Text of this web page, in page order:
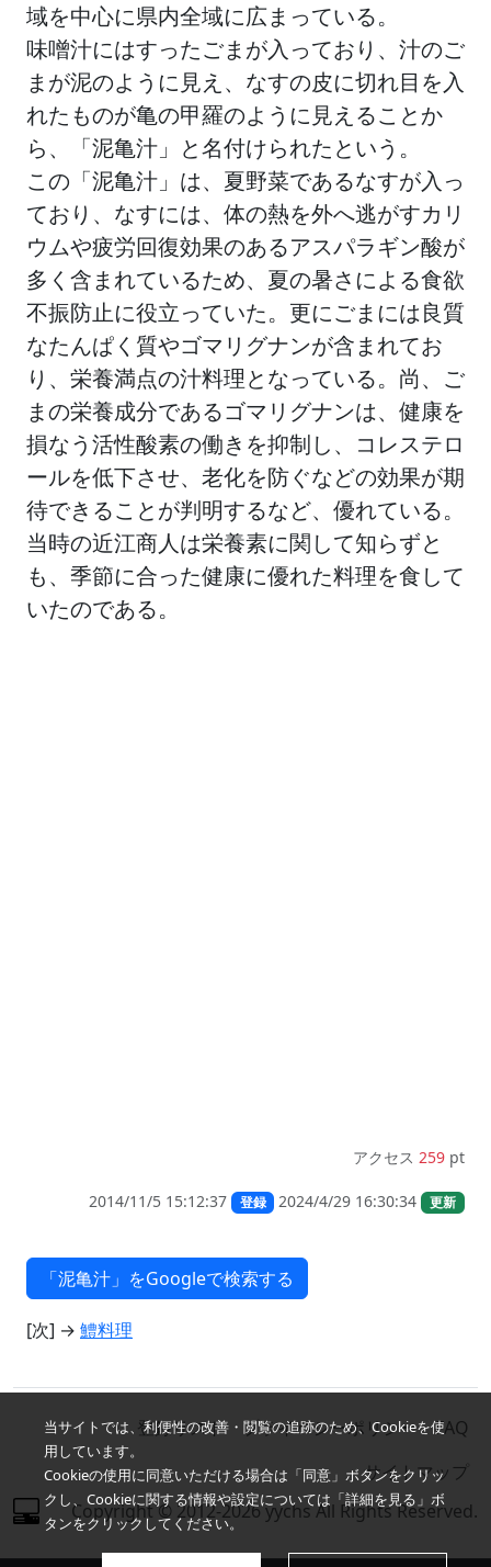
域を中心に県内全域に広まっている。
味噌汁にはすったごまが入っており、汁のご
まが泥のように見え、なすの皮に切れ目を入
れたものが亀の甲羅のように見えることか
ら、「泥亀汁」と名付けられたという。
この「泥亀汁」は、夏野菜であるなすが入っ
ており、なすには、体の熱を外へ逃がすカリ
ウムや疲労回復効果のあるアスパラギン酸が
多く含まれているため、夏の暑さによる食欲
不振防止に役立っていた。更にごまには良質
なたんぱく質やゴマリグナンが含まれてお
り、栄養満点の汁料理となっている。尚、ご
まの栄養成分であるゴマリグナンは、健康を
損なう活性酸素の働きを抑制し、コレステロ
ールを低下させ、老化を防ぐなどの効果が期
待できることが判明するなど、優れている。
当時の近江商人は栄養素に関して知らずと
も、季節に合った健康に優れた料理を食して
いたのである。
アクセス 259 pt
2014/11/5 15:12:37 登録 2024/4/29 16:30:34 更新
[次] → 鱧料理
当サイトでは、利便性の改善・閲覧の追跡のため、Cookieを使
用しています。
Cookieの使用に同意いただける場合は「同意」ボタンをクリッ
クし、Cookieに関する情報や設定については「詳細を見る」ボ
タンをクリックしてください。
登録リスト プライバシーポリシー
FAQ
サイトマップ
Copyright © 2012-2026 yychs All Rights Reserved.